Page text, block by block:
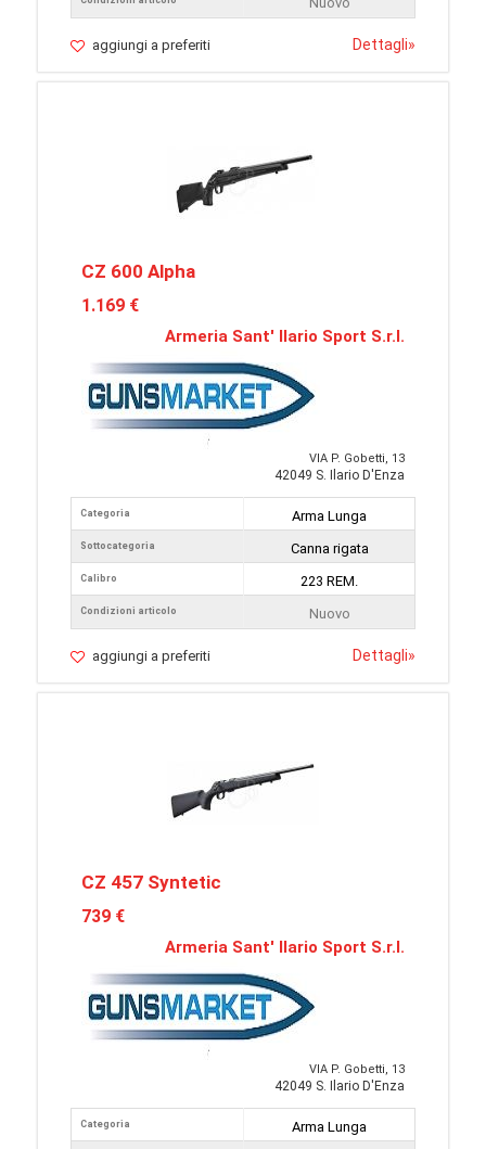
aggiungi a preferiti Dettagli»
CZ 600 Alpha
1.169 €
Armeria Sant' Ilario Sport S.r.l.
VIA P. Gobetti, 13
42049 S. Ilario D'Enza
Categoria
Sottocategoria
Calibro
Condizioni articolo
Arma Lunga
Canna rigata
223 REM.
Nuovo
aggiungi a preferiti Dettagli»
CZ 457 Syntetic
739 €
Armeria Sant' Ilario Sport S.r.l.
VIA P. Gobetti, 13
42049 S. Ilario D'Enza
Categoria
Arma Lunga